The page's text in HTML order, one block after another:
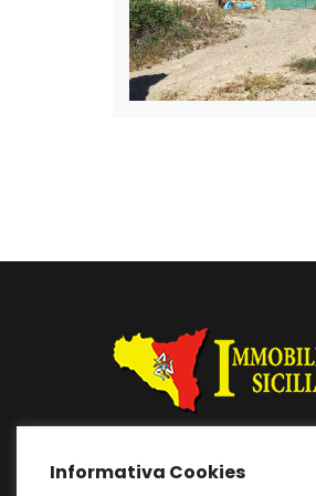
Immobiliare Sicilia si
Umberto 89, vienici a
Informativa Cookies